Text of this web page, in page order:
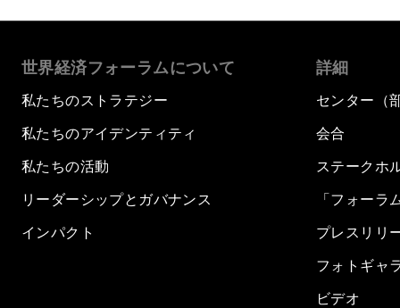
世界経済フォーラムについて
私たちのストラテジー
私たちのアイデンティティ
私たちの活動
リーダーシップとガバナンス
インパクト
詳細
センター（
会合
ステークホ
「フォーラ
プレスリリ
フォトギャ
ビデオ